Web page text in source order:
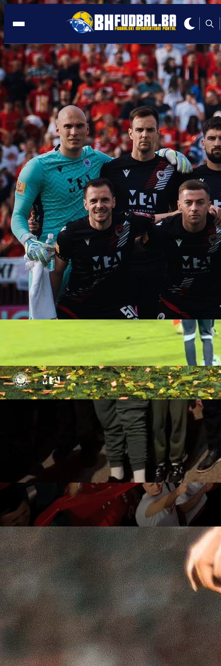
San Marino
22:36, 08.07.2025
DOBAR POSAO PLEMIĆA: Zrinjski na
korak od drugog pretkola LP-a!
Autor:
Redakcija
22:36, 08.07.2025